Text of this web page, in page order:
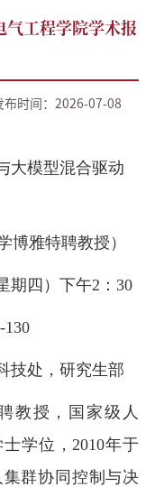
工程学院学术报
布时间：2026-07-08
大模型混合驱动
博雅特聘教授）
期四）下午2 ： 30
130
技处 ， 研究生部
教授，国家级人
学位， 2010年于
群协同控制与决